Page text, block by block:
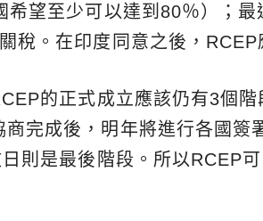
希望至少可以達到80％）；
稅。在印度同意之後，RCEP
的正式成立應該仍有3個
完成後，明年將進行各國簽
則是最後階段。所以RCEP